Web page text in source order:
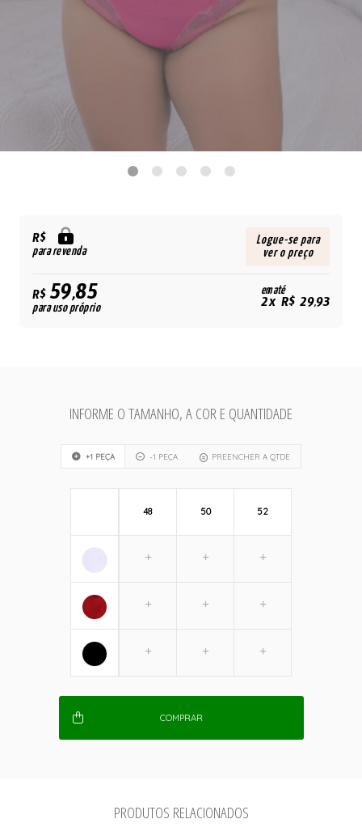
R$
para revenda
Logue-se para
ver o preço
R$59,85
para uso próprio
em até
2x R$ 29,93
INFORME O TAMANHO, A COR E QUANTIDADE
+1 PEÇA -1 PEÇA PREENCHER A QTDE
48 50 52
COMPRAR
PRODUTOS RELACIONADOS